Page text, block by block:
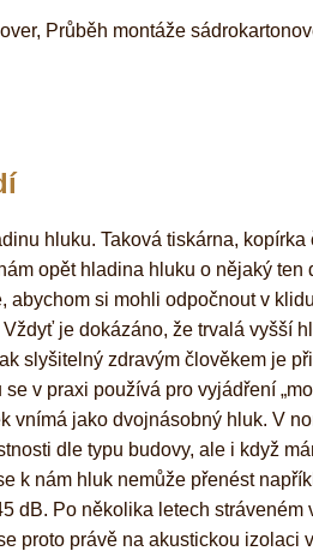
hluku. Taková tiskárna,
opět hladina hluku o nějaký ten
abychom si mohli odpočnout v
je dokázáno, že trvalá vyšší
slyšitelný zdravým člověkem je
v praxi používá pro vyjádření
vnímá jako dvojnásobný hluk. V
dle typu budovy, ale i když
k nám hluk nemůže přenést
dB. Po několika letech stráveném
proto právě na akustickou izolaci